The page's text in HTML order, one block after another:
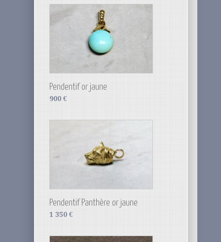
Pendentif or jaune
900 €
Pendentif Panthère or jaune
1 350 €